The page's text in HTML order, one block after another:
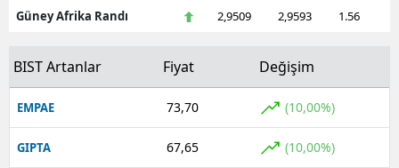
Güney Afrika Randı
2,9509 2,9593 1.56
BIST Artanlar Fiyat Değişim
EMPAE 73,70 (10,00%)
GIPTA 67,65 (10,00%)